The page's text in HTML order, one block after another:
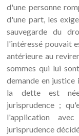
d'une personne
d'une part, les
sauvegarde du
l'intéressé pouvait
antérieure au
sommes qui lui
demande en
la dette est née
jurisprudence ;
l'application
jurisprudence